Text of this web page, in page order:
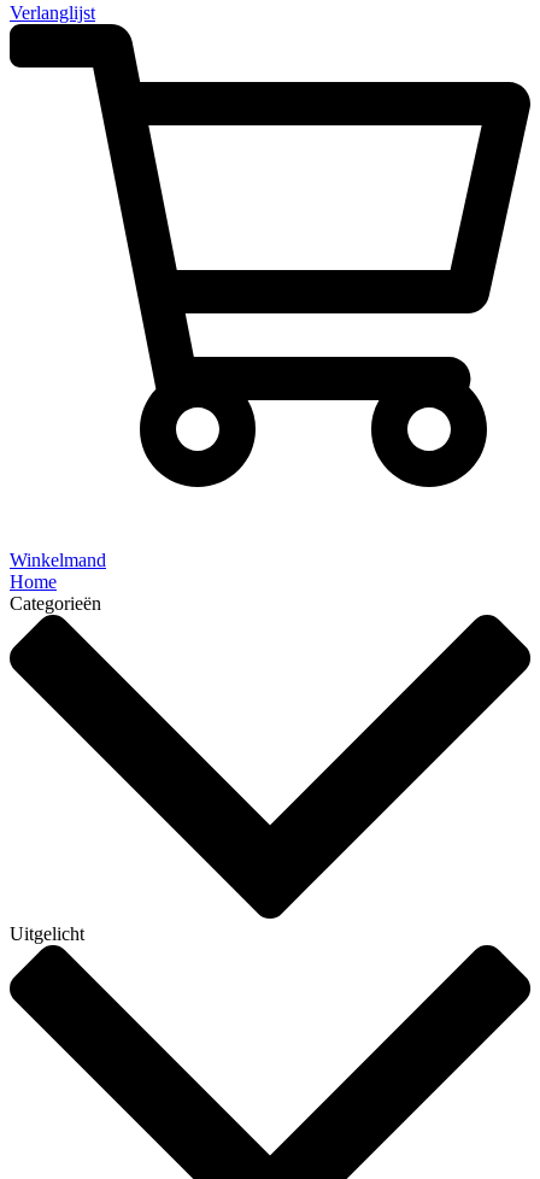
Verlanglijst
Winkelmand
Home
Categorieën
Uitgelicht